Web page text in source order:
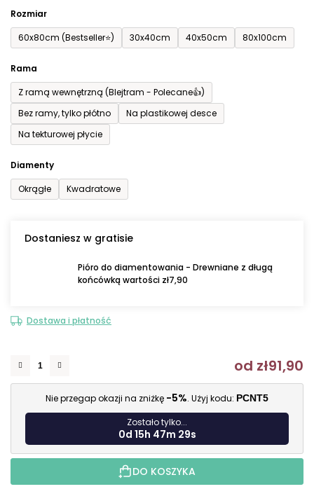
Rozmiar
60x80cm (Bestseller⭐)
30x40cm 40x50cm 80x100cm
Rama
Z ramą wewnętrzną (Blejtram - Polecane👍)
Bez ramy, tylko płótno
Na plastikowej desce
Na tekturowej płycie
Diamenty
Okrągłe
Kwadratowe
Dostaniesz w gratisie
Pióro do diamentowania - Drewniane z długą
końcówką wartości zł7,90
Dostawa i płatność
od zł91,90
Nie przegap okazji na zniżkę -5%. Użyj kodu: PCNT5
Zostało tylko...
0d 15h 47m 27s
DO KOSZYKA